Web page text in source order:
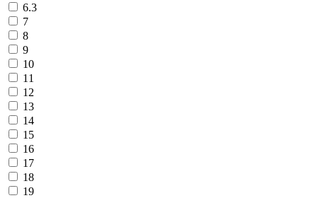
6.3
7
8
9
10
11
12
13
14
15
16
17
18
19